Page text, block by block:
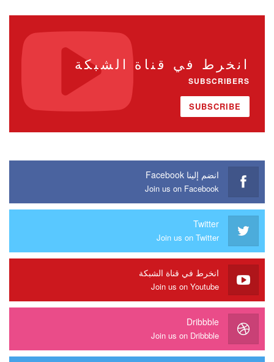
انخرط في قناة الشبكة
SUBSCRIBERS
SUBSCRIBE
انضم إلينا Facebook
Join us on Facebook
Twitter
Join us on Twitter
انخرط في قناة الشبكة
Join us on Youtube
Dribbble
Join us on Dribbble